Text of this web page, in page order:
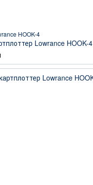
HOOK-4
Lowrance HOOK-4